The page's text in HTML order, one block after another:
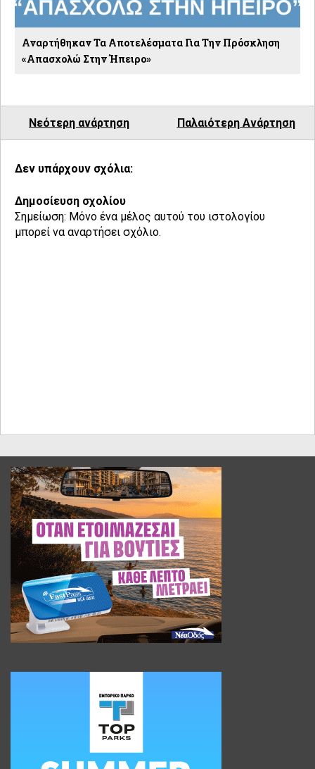
Αναρτήθηκαν Τα Αποτελέσματα Για Την Πρόσκληση
«Απασχολώ Στην Ήπειρο»
Νεότερη ανάρτηση Παλαιότερη Ανάρτηση
Δεν υπάρχουν σχόλια:
Δημοσίευση σχολίου
Σημείωση: Μόνο ένα μέλος αυτού του ιστολογίου
μπορεί να αναρτήσει σχόλιο.